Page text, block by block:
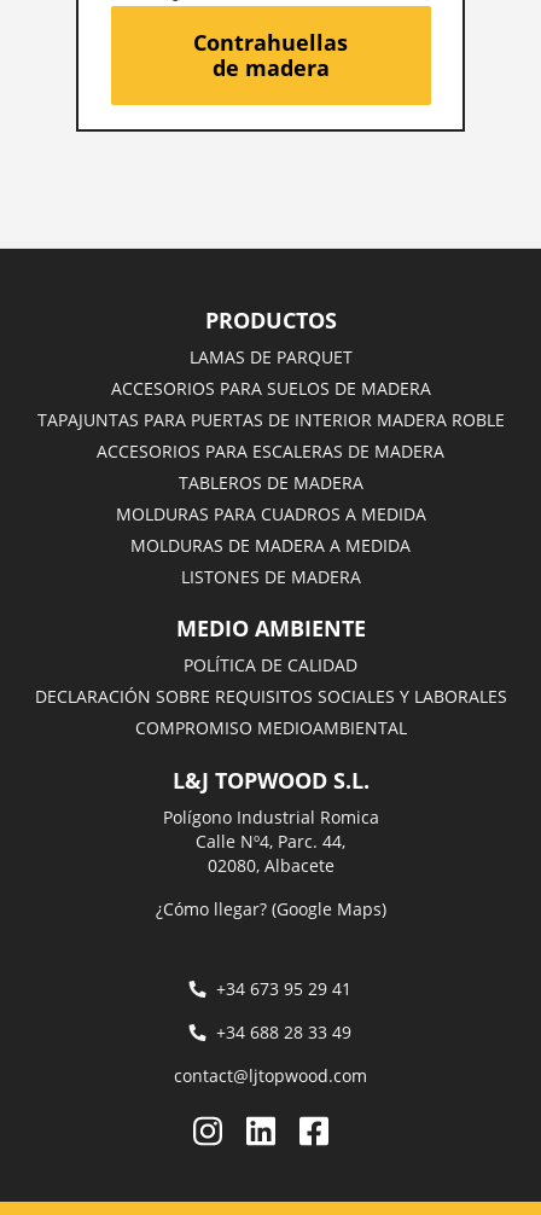
Contrahuellas
de madera
PRODUCTOS
LAMAS DE PARQUET
ACCESORIOS PARA SUELOS DE MADERA
TAPAJUNTAS PARA PUERTAS DE INTERIOR MADERA ROBLE
ACCESORIOS PARA ESCALERAS DE MADERA
TABLEROS DE MADERA
MOLDURAS PARA CUADROS A MEDIDA
MOLDURAS DE MADERA A MEDIDA
LISTONES DE MADERA
MEDIO AMBIENTE
POLÍTICA DE CALIDAD
DECLARACIÓN SOBRE REQUISITOS SOCIALES Y LABORALES
COMPROMISO MEDIOAMBIENTAL
L&J TOPWOOD S.L.
Polígono Industrial Romica
Calle Nº4, Parc. 44,
02080, Albacete
¿Cómo llegar? (Google Maps)
+34 673 95 29 41
+34 688 28 33 49
contact@ljtopwood.com